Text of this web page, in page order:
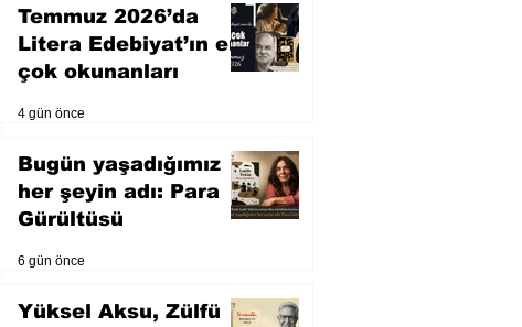
Temmuz 2026’da
Litera Edebiyat’ın en
çok okunanları
4 gün önce
Bugün yaşadığımız
her şeyin adı: Para
Gürültüsü
6 gün önce
Yüksel Aksu, Zülfü